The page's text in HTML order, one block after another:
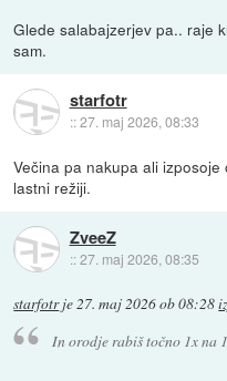
Glede salabajzerjev pa.. raje
sam.
starfotr
::27. maj 2026, 08:33
Večina pa nakupa ali
lastni režiji.
ZveeZ
::27. maj 2026, 08:35
starfotrje27. maj 2026 ob 08:28
In orodje rabiš točno 1x na